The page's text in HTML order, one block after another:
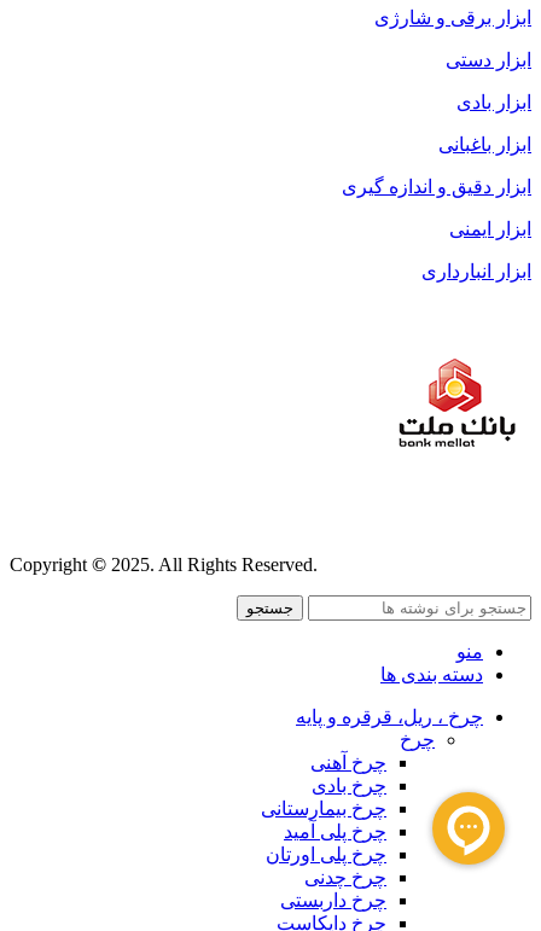
ابزار برقی و شارژی
ابزار دستی
ابزار بادی
ابزار باغبانی
ابزار دقیق و اندازه گیری
ابزار ایمنی
ابزار انبارداری
Copyright © 2025. All Rights Reserved.
جستجو
منو
دسته بندی ها
چرخ ، ریل، قرقره و پایه
چرخ
چرخ آهنی
چرخ بادی
چرخ بیمارستانی
چرخ پلی آمید
چرخ پلی اورتان
چرخ چدنی
چرخ داربستی
چرخ دایکاست